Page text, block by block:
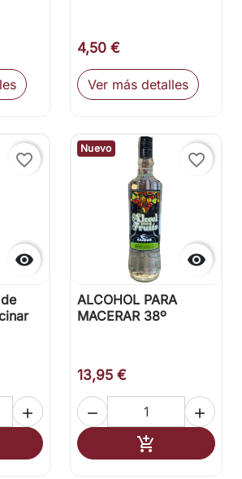
4,50 €
Ver más detalles

favorite_border

al carrito
Nuevo

favorite_border
ALCOHOL PARA
MACERAR 38º
13,95 €
 
 Añadir al